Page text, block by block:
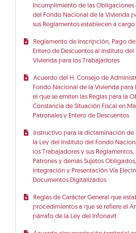
Incumplimiento de las Obligaciones
del Fondo Nacional de la Vivienda
sus Reglamentos establecen a
Reglamento de Inscripción, Pago
Entero de Descuentos al Instituto
Vivienda para los Trabajadores
Acuerdo del H. Consejo de
Fondo Nacional de la Vivienda para
el que se emiten las Reglas para la
Constancia de Situación Fiscal en
Patronales y Entero de Descuentos
Instructivo para la dictaminación
la Ley del Instituto del Fondo
los Trabajadores y sus
Patrones y demás Sujetos
integración y Presentación Vía
Documentos Digitalizados
Reglas de Carácter General que
procedimientos a que se refiere el
párrafo de la Ley del Infonavit